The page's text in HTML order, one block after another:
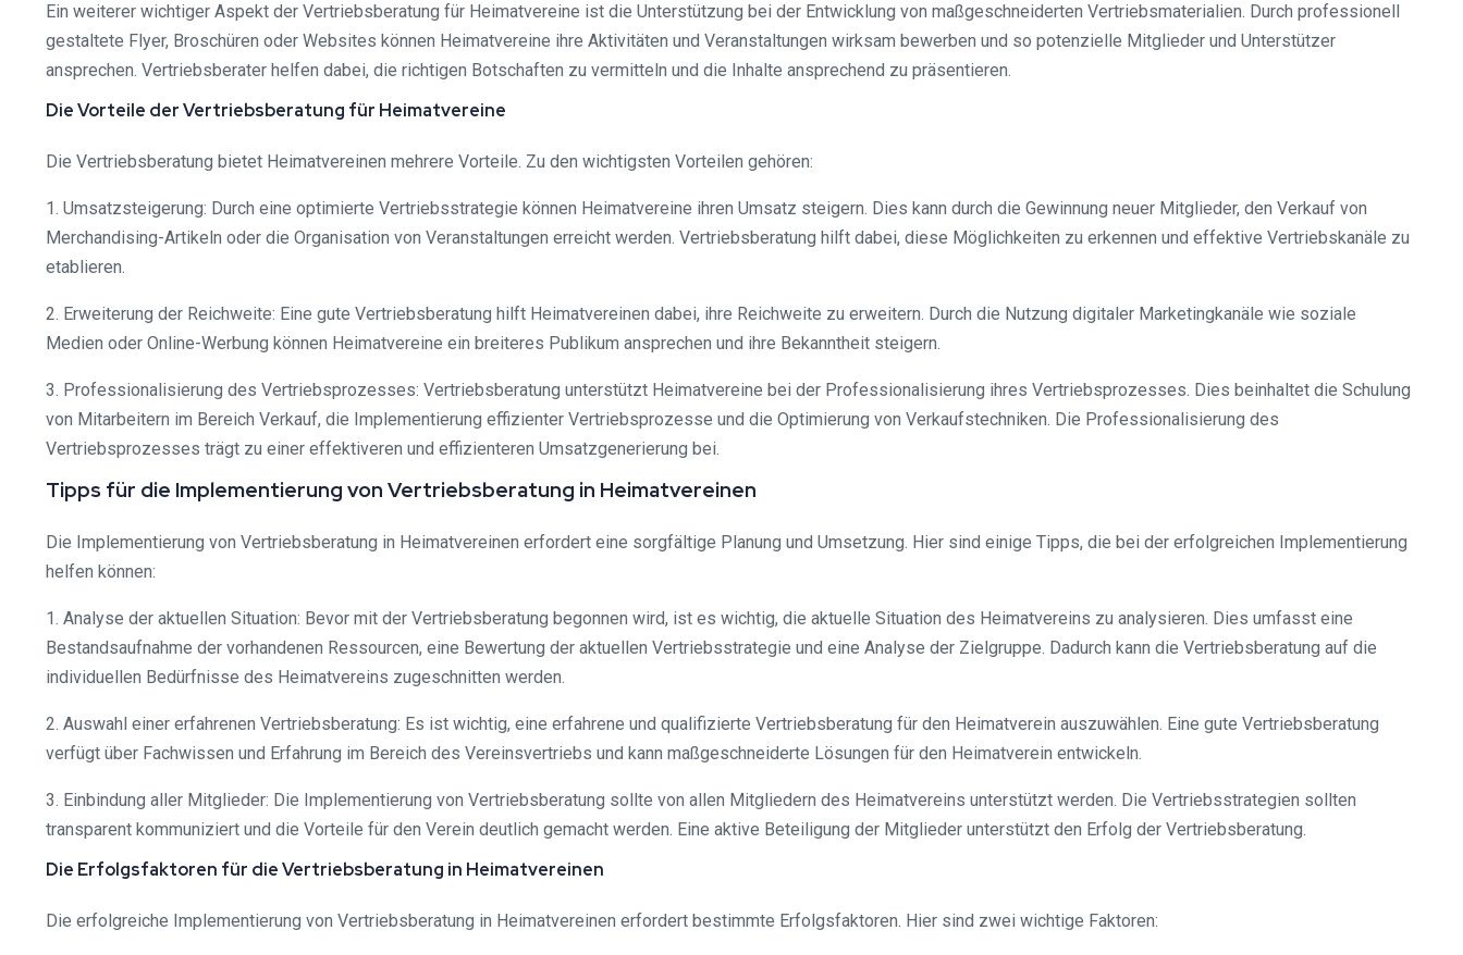
Ein weiterer wichtiger Aspekt der Vertriebsberatung für Heimatvereine ist die Unterstützung bei der Entwicklung von maßgeschneiderten Vertriebsmaterialien. Durch professionell
gestaltete Flyer, Broschüren oder Websites können Heimatvereine ihre Aktivitäten und Veranstaltungen wirksam bewerben und so potenzielle Mitglieder und Unterstützer
ansprechen. Vertriebsberater helfen dabei, die richtigen Botschaften zu vermitteln und die Inhalte ansprechend zu präsentieren.
Die Vorteile der Vertriebsberatung für Heimatvereine
Die Vertriebsberatung bietet Heimatvereinen mehrere Vorteile. Zu den wichtigsten Vorteilen gehören:
1. Umsatzsteigerung: Durch eine optimierte Vertriebsstrategie können Heimatvereine ihren Umsatz steigern. Dies kann durch die Gewinnung neuer Mitglieder, den Verkauf von
Merchandising-Artikeln oder die Organisation von Veranstaltungen erreicht werden. Vertriebsberatung hilft dabei, diese Möglichkeiten zu erkennen und effektive Vertriebskanäle zu
etablieren.
2. Erweiterung der Reichweite: Eine gute Vertriebsberatung hilft Heimatvereinen dabei, ihre Reichweite zu erweitern. Durch die Nutzung digitaler Marketingkanäle wie soziale
Medien oder Online-Werbung können Heimatvereine ein breiteres Publikum ansprechen und ihre Bekanntheit steigern.
3. Professionalisierung des Vertriebsprozesses: Vertriebsberatung unterstützt Heimatvereine bei der Professionalisierung ihres Vertriebsprozesses. Dies beinhaltet die Schulung
von Mitarbeitern im Bereich Verkauf, die Implementierung effizienter Vertriebsprozesse und die Optimierung von Verkaufstechniken. Die Professionalisierung des
Vertriebsprozesses trägt zu einer effektiveren und effizienteren Umsatzgenerierung bei.
Tipps für die Implementierung von Vertriebsberatung in Heimatvereinen
Die Implementierung von Vertriebsberatung in Heimatvereinen erfordert eine sorgfältige Planung und Umsetzung. Hier sind einige Tipps, die bei der erfolgreichen Implementierung
helfen können:
1. Analyse der aktuellen Situation: Bevor mit der Vertriebsberatung begonnen wird, ist es wichtig, die aktuelle Situation des Heimatvereins zu analysieren. Dies umfasst eine
Bestandsaufnahme der vorhandenen Ressourcen, eine Bewertung der aktuellen Vertriebsstrategie und eine Analyse der Zielgruppe. Dadurch kann die Vertriebsberatung auf die
individuellen Bedürfnisse des Heimatvereins zugeschnitten werden.
2. Auswahl einer erfahrenen Vertriebsberatung: Es ist wichtig, eine erfahrene und qualifizierte Vertriebsberatung für den Heimatverein auszuwählen. Eine gute Vertriebsberatung
verfügt über Fachwissen und Erfahrung im Bereich des Vereinsvertriebs und kann maßgeschneiderte Lösungen für den Heimatverein entwickeln.
3. Einbindung aller Mitglieder: Die Implementierung von Vertriebsberatung sollte von allen Mitgliedern des Heimatvereins unterstützt werden. Die Vertriebsstrategien sollten
transparent kommuniziert und die Vorteile für den Verein deutlich gemacht werden. Eine aktive Beteiligung der Mitglieder unterstützt den Erfolg der Vertriebsberatung.
Die Erfolgsfaktoren für die Vertriebsberatung in Heimatvereinen
Die erfolgreiche Implementierung von Vertriebsberatung in Heimatvereinen erfordert bestimmte Erfolgsfaktoren. Hier sind zwei wichtige Faktoren: